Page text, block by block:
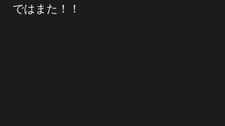
ではまた！！